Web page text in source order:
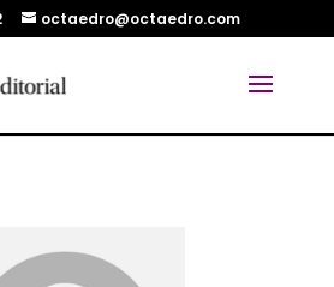
octaedro@octaedro.com